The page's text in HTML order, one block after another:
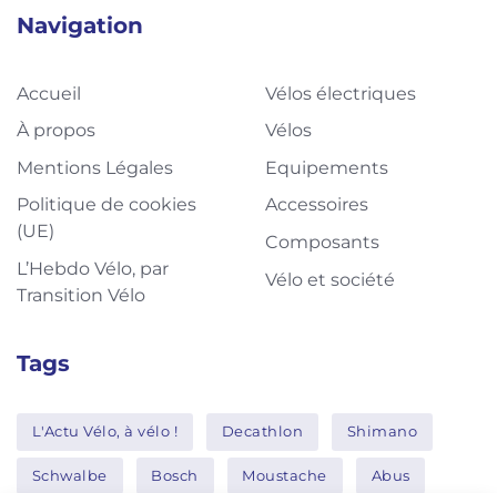
Navigation
Accueil
À propos
Mentions Légales
Politique de cookies
(UE)
L’Hebdo Vélo, par
Transition Vélo
Vélos électriques
Vélos
Equipements
Accessoires
Composants
Vélo et société
Tags
L'Actu Vélo, à vélo ! Decathlon Shimano
Schwalbe Bosch Moustache Abus